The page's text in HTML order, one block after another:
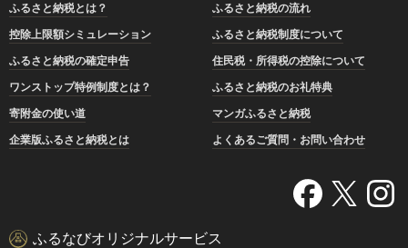
ふるさと納税とは？
ふるさと納税の流れ
控除上限額シミュレーション
ふるさと納税制度について
ふるさと納税の確定申告
住民税・所得税の控除について
ワンストップ特例制度とは？
ふるさと納税のお礼特典
寄附金の使い道
マンガふるさと納税
企業版ふるさと納税とは
よくあるご質問・お問い合わせ
ふるなびオリジナルサービス